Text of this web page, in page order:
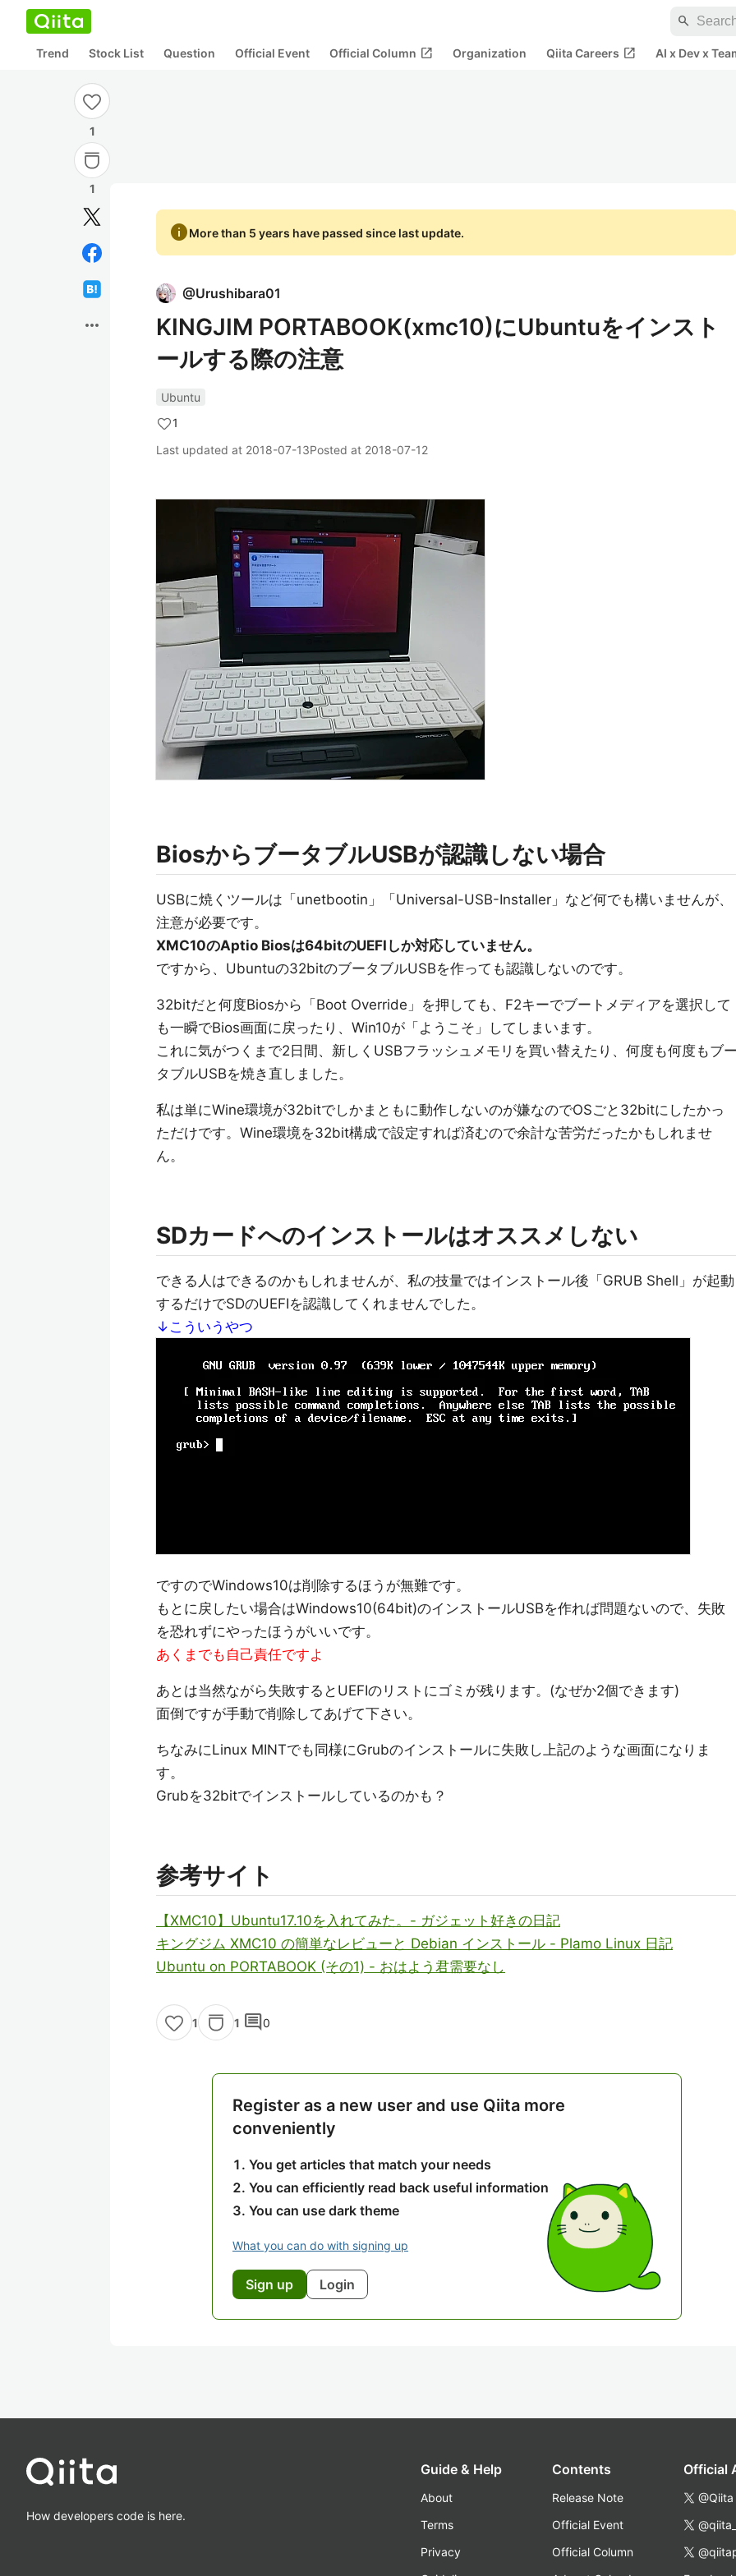
search
Trend Stock List Question Official Event Official Column open_in_new Organization Qiita Careers open_in_new AI x Dev x
1
1
more_horiz
infoMore than 5 years have passed since last update.
@Urushibara01
KINGJIM PORTABOOK(xmc10)にUbuntuをインスト
ールする際の注意
Ubuntu
1
Last updated at 2018-07-13Posted at 2018-07-12
BiosからブータブルUSBが認識しない場合
USBに焼くツールは「unetbootin」「Universal-USB-Installer」など何でも構いませんが、
注意が必要です。
XMC10のAptio Biosは64bitのUEFIしか対応していません。
ですから、Ubuntuの32bitのブータブルUSBを作っても認識しないのです。
32bitだと何度Biosから「Boot Override」を押しても、F2キーでブートメディアを選択して
も一瞬でBios画面に戻ったり、Win10が「ようこそ」してしまいます。
これに気がつくまで2日間、新しくUSBフラッシュメモリを買い替えたり、何度も何度もブ
タブルUSBを焼き直しました。
私は単にWine環境が32bitでしかまともに動作しないのが嫌なのでOSごと32bitにしたかっ
ただけです。Wine環境を32bit構成で設定すれば済むので余計な苦労だったかもしれませ
ん。
SDカードへのインストールはオススメしない
できる人はできるのかもしれませんが、私の技量ではインストール後「GRUB Shell」が起動
するだけでSDのUEFIを認識してくれませんでした。
↓こういうやつ
ですのでWindows10は削除するほうが無難です。
もとに戻したい場合はWindows10(64bit)のインストールUSBを作れば問題ないので、失敗
を恐れずにやったほうがいいです。
あくまでも自己責任ですよ
あとは当然ながら失敗するとUEFIのリストにゴミが残ります。(なぜか2個できます)
面倒ですが手動で削除してあげて下さい。
ちなみにLinux MINTでも同様にGrubのインストールに失敗し上記のような画面になりま
す。
Grubを32bitでインストールしているのかも？
参考サイト
【XMC10】Ubuntu17.10を入れてみた。- ガジェット好きの日記
キングジム XMC10 の簡単なレビューと Debian インストール - Plamo Linux 日記
Ubuntu on PORTABOOK (その1) - おはよう君需要なし
1 1 comment0
Register as a new user and use Qiita more
conveniently
You get articles that match your needs
You can efficiently read back useful information
You can use dark theme
What you can do with signing up
Sign up Login
How developers code is here.
Guide & Help
About
Terms
Privacy
Contents
Release Note
Official Event
Official Column
Official
@Qiita